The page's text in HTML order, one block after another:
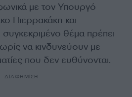
με τον Υπουργό
Πιερρακάκη και
θέμα πρέπει
να κινδυνεύουν με
που δεν ευθύνονται.
ΔΙΑΦΗΜΙΣΗ